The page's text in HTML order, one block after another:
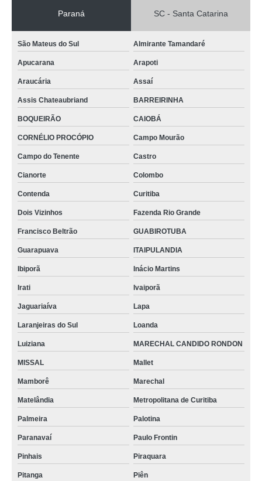
Paraná SC - Santa Catarina
São Mateus do Sul Almirante Tamandaré
Apucarana Arapoti
Araucária Assaí
Assis Chateaubriand BARREIRINHA
BOQUEIRÃO CAIOBÁ
CORNÉLIO PROCÓPIO Campo Mourão
Campo do Tenente Castro
Cianorte Colombo
Contenda Curitiba
Dois Vizinhos Fazenda Rio Grande
Francisco Beltrão GUABIROTUBA
Guarapuava ITAIPULANDIA
Ibiporã Inácio Martins
Irati Ivaiporã
Jaguariaíva Lapa
Laranjeiras do Sul Loanda
Luiziana MARECHAL CANDIDO RONDON
MISSAL Mallet
Mamborê Marechal
Matelândia Metropolitana de Curitiba
Palmeira Palotina
Paranavaí Paulo Frontin
Pinhais Piraquara
Pitanga Piên